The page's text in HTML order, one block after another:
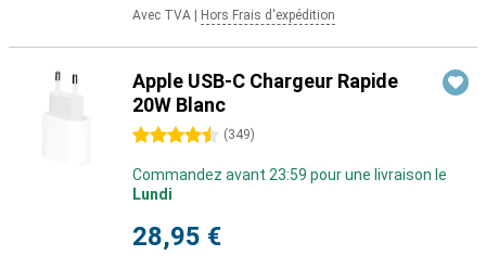
Avec TVA Hors Frais d'expédition
Apple USB-C Chargeur Rapide
20W Blanc
4.5 étoiles (349)
Commandez avant 23:59 pour une livraison le
Lundi
28,95 €